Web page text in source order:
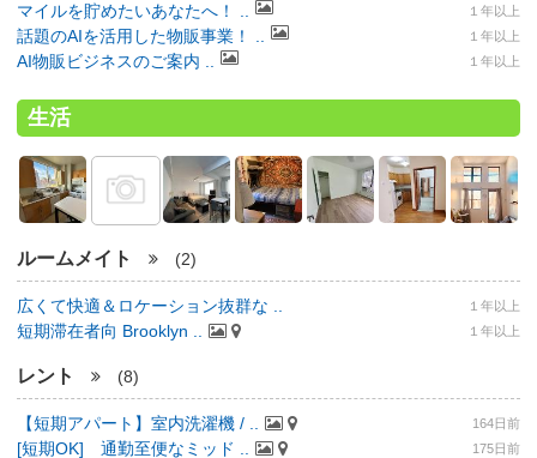
マイルを貯めたいあなたへ！ .. １年以上
話題のAIを活用した物販事業！ .. １年以上
AI物販ビジネスのご案内 .. １年以上
生活
ルームメイト (2)
広くて快適＆ロケーション抜群な .. １年以上
短期滞在者向 Brooklyn .. １年以上
レント (8)
【短期アパート】室内洗濯機 / .. 164日前
[短期OK] 通勤至便なミッド .. 175日前